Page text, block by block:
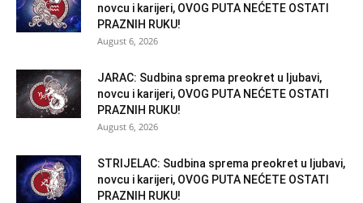
novcu i karijeri, OVOG PUTA NEĆETE OSTATI
PRAZNIH RUKU!
August 6, 2026
JARAC: Sudbina sprema preokret u ljubavi,
novcu i karijeri, OVOG PUTA NEĆETE OSTATI
PRAZNIH RUKU!
August 6, 2026
STRIJELAC: Sudbina sprema preokret u ljubavi,
novcu i karijeri, OVOG PUTA NEĆETE OSTATI
PRAZNIH RUKU!